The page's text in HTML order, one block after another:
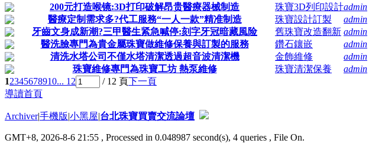
200元打造喉镜:3D打印破解昂贵醫療器械制造
珠寶3D列印設計admin
醫療定制需求多?代工服務“一人一款”精准制造
珠寶設計訂製 admin
牙齒文身成新潮?三甲醫生紧急喊停:刻字牙冠暗藏風险
舊珠寶改造翻新 admin
醫洗臉專門為貴金屬珠寶做維修保養與訂製的服務
鑽石鑲嵌 admin
清洗水塔公司不僅水塔清潔透過超音波清潔機
金飾維修 admin
珠寶維修專門為珠寶工坊 熱泵維修
珠寶清潔保養 admin
12345678910... 12 / 12 頁下一頁
導讀首頁
Archiver|手機版|小黑屋|台北珠寶買賣交流論壇
GMT+8, 2026-8-6 21:55 , Processed in 0.048987 second(s), 4 queries , File On.